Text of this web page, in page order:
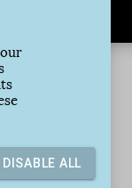
DISABLE ALL